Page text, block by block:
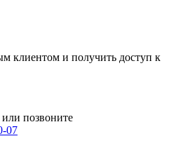
клиентом и получить доступ к
позвоните
07